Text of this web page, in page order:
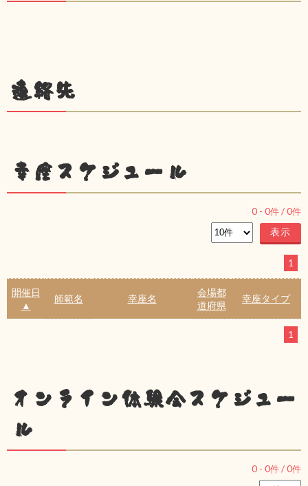
連絡先
幸座スケジュール
0 - 0件 /0件
1
開催日
▲
師範名 幸座名
会場都
道府県
幸座タイプ
1
オンライン体験会スケジュー
ル
0 - 0件 /0件